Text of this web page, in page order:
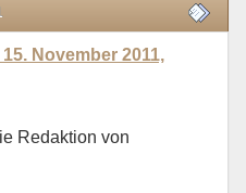
November 2011,
Redaktion von